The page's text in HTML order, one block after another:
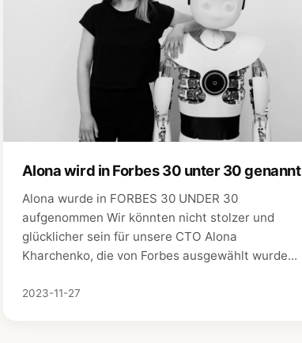
Alona wird in Forbes 30 unter 30 genannt
Alona wurde in FORBES 30 UNDER 30
aufgenommen Wir könnten nicht stolzer und
glücklicher sein für unsere CTO Alona
Kharchenko, die von Forbes ausgewählt wurde...
2023-11-27